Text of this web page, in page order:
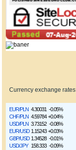
Currency exchange rates
EUR/PLN 4.30031 -0.05%
CHF/PLN 4.59784 +0.04%
USD/PLN 3.73152 -0.08%
EUR/USD 1.15243 +0.03%
GBP/USD 1.34528 -0.01%
USD/JPY 158.333 -0.09%